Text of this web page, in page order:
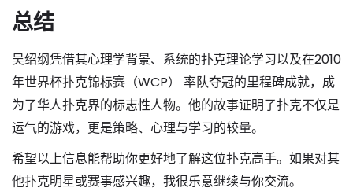
总结
吴绍纲凭借其心理学背景、系统的扑克理论学习以及在2010
年世界杯扑克锦标赛（WCP）
率队夺冠的里程碑成就，成
为了华人扑克界的标志性人物。他的故事证明了扑克不仅是
运气的游戏，更是策略、心理与学习的较量。
希望以上信息能帮助你更好地了解这位扑克高手。如果对其
他扑克明星或赛事感兴趣，我很乐意继续与你交流。